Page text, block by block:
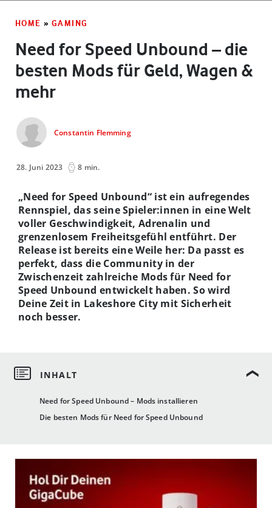
HOME » GAMING
Need for Speed Unbound – die
besten Mods für Geld, Wagen &
mehr
Constantin Flemming
28. Juni 2023 8 min.
Need for Speed Unbound – Mods installieren
Die besten Mods für Need for Speed Unbound
„Need for Speed Unbound“ ist ein aufregendes
Rennspiel, das seine Spieler:innen in eine Welt
voller Geschwindigkeit, Adrenalin und
grenzenlosem Freiheitsgefühl entführt. Der
Release ist bereits eine Weile her: Da passt es
perfekt, dass die Community in der
Zwischenzeit zahlreiche Mods für Need for
Speed Unbound entwickelt haben. So wird
Deine Zeit in Lakeshore City mit Sicherheit
noch besser.